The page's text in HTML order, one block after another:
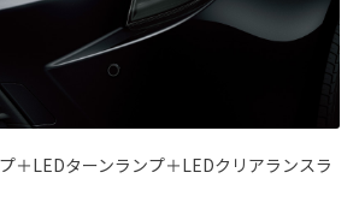
＋LEDターンランプ＋LEDクリアランスラ